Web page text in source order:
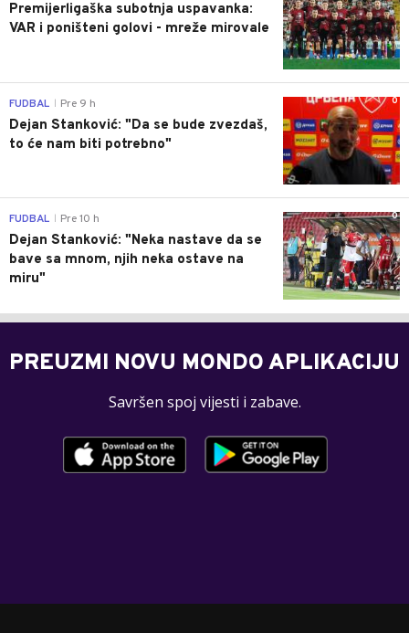
Premijerligaška subotnja uspavanka:
VAR i poništeni golovi - mreže mirovale
0
FUDBAL Pre 9 h
Dejan Stanković: "Da se bude zvezdaš,
to će nam biti potrebno"
0
FUDBAL Pre 10 h
Dejan Stanković: "Neka nastave da se
bave sa mnom, njih neka ostave na
miru"
PREUZMI NOVU MONDO APLIKACIJU
Savršen spoj vijesti i zabave.